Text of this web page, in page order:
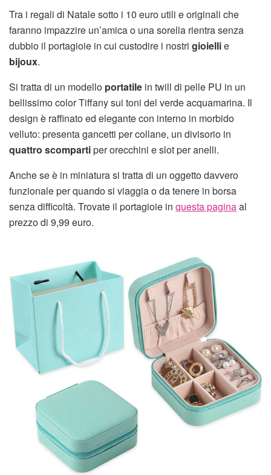
Tra i regali di Natale sotto i 10 euro utili e originali che
faranno impazzire un’amica o una sorella rientra senza
dubbio il portagioie in cui custodire i nostri gioiellie
bijoux.
Si tratta di un modello portatile in twill di pelle PU in un
bellissimo color Tiffany sui toni del verde acquamarina. Il
design è raffinato ed elegante con interno in morbido
velluto: presenta gancetti per collane, un divisorio in
quattro scompartiper orecchini e slot per anelli.
Anche se è in miniatura si tratta di un oggetto davvero
funzionale per quando si viaggia o da tenere in borsa
senza difficoltà. Trovate il portagioie in questa paginaal
prezzo di 9,99 euro.